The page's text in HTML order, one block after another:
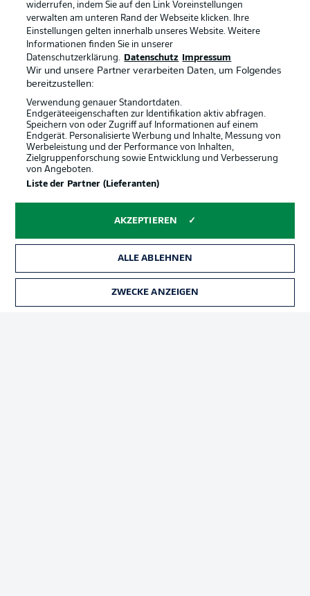
BUNDESLIGA-GRUPPE
Sprachauswahl
Deutsch Anzeige Modus
Login
Offizielle Partner
Rechtliche Hinweise Voreinstellungen verwalten
widerrufen, indem Sie auf den Link Voreinstellungen
verwalten am unteren Rand der Webseite klicken. Ihre
Einstellungen gelten innerhalb unseres Website. Weitere
Informationen finden Sie in unserer
Datenschutzerklärung.
Datenschutz Impressum
Wir und unsere Partner verarbeiten Daten, um Folgendes
bereitzustellen:
Verwendung genauer Standortdaten.
Endgeräteeigenschaften zur Identifikation aktiv abfragen.
Speichern von oder Zugriff auf Informationen auf einem
Endgerät. Personalisierte Werbung und Inhalte, Messung von
Werbeleistung und der Performance von Inhalten,
Zielgruppenforschung sowie Entwicklung und Verbesserung
von Angeboten.
Liste der Partner (Lieferanten)
AKZEPTIEREN
ALLE ABLEHNEN
ZWECKE ANZEIGEN